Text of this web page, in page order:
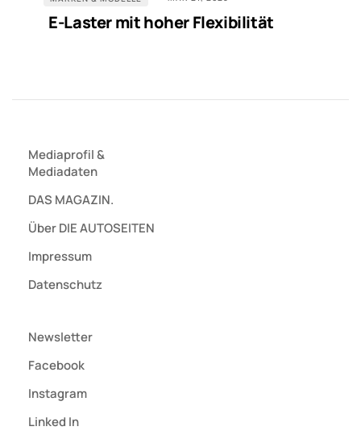
E-Laster mit hoher Flexibilität
Mediaprofil&
Mediadaten
DAS MAGAZIN.
Über DIE AUTOSEITEN
Impressum
Datenschutz
Newsletter
Facebook
Instagram
Linked In